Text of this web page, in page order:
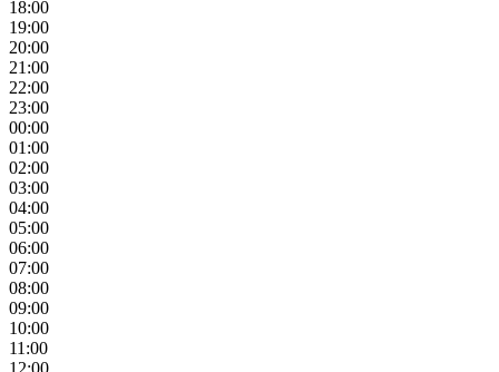
18:00
19:00
20:00
21:00
22:00
23:00
00:00
01:00
02:00
03:00
04:00
05:00
06:00
07:00
08:00
09:00
10:00
11:00
12:00